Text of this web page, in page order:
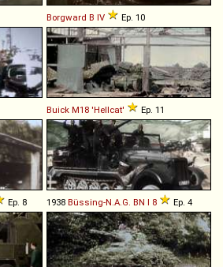
Borgward B IV Ep. 10
Buick M18 'Hellcat' Ep. 11
Ep. 8 1938 Büssing-N.A.G. BN I 8 Ep. 4